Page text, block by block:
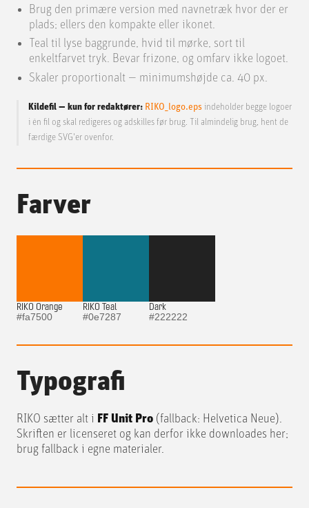
Brug den primære version med navnetræk hvor der er
plads; ellers den kompakte eller ikonet.
Teal til lyse baggrunde, hvid til mørke, sort til
enkeltfarvet tryk. Bevar frizone, og omfarv ikke logoet.
Skaler proportionalt — minimumshøjde ca. 40 px.
Kildefil — kun for redaktører: RIKO_logo.eps indeholder begge logoer
i én fil og skal redigeres og adskilles før brug. Til almindelig brug, hent de
færdige SVG'er ovenfor.
Farver
RIKO Orange
#fa7500
RIKO Teal
#0e7287
Dark
#222222
Typografi
RIKO sætter alt i FF Unit Pro (fallback: Helvetica Neue).
Skriften er licenseret og kan derfor ikke downloades her;
brug fallback i egne materialer.